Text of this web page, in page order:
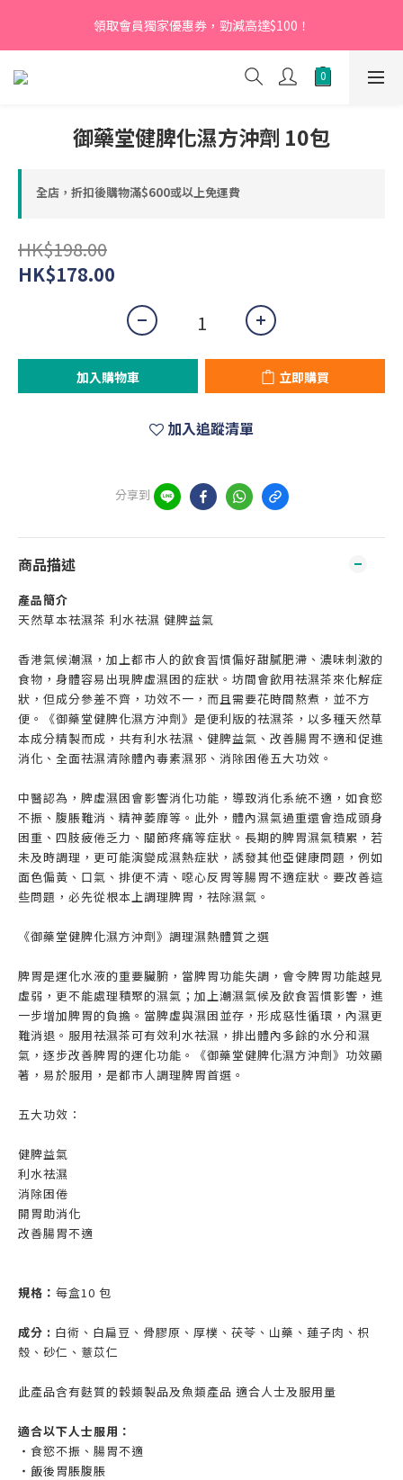
【新會員】即日起至2026月12月31日，首次下單輸入優惠碼
「NEW95」即可享95折
領取會員獨家優惠券，勁減高達$100！
【新會員】即日起至2026月12月31日，首次下單輸入優惠碼
「NEW95」即可享95折
御藥堂健脾化濕方沖劑 10包
全店，折扣後購物滿$600或以上免運費
HK$198.00
HK$178.00
加入購物車 立即購買
加入追蹤清單
分享到
商品描述
產品簡介
天然草本祛濕茶 利水祛濕 健脾益氣
香港氣候潮濕，加上都市人的飲食習慣偏好甜膩肥滯、濃味刺激的
食物，身體容易出現脾虛濕困的症狀。坊間會飲用祛濕茶來化解症
狀，但成分參差不齊，功效不一，而且需要花時間熬煮，並不方
便。《御藥堂健脾化濕方沖劑》是便利版的祛濕茶，以多種天然草
本成分精製而成，共有利水祛濕、健脾益氣、改善腸胃不適和促進
消化、全面祛濕清除體內毒素濕邪、消除困倦五大功效。
中醫認為，脾虛濕困會影響消化功能，導致消化系統不適，如食慾
不振、腹脹難消、精神萎靡等。此外，體內濕氣過重還會造成頭身
困重、四肢疲倦乏力、關節疼痛等症狀。長期的脾胃濕氣積累，若
未及時調理，更可能演變成濕熱症狀，誘發其他亞健康問題，例如
面色偏黃、口氣、排便不清、噁心反胃等腸胃不適症狀。要改善這
些問題，必先從根本上調理脾胃，祛除濕氣。
《御藥堂健脾化濕方沖劑》調理濕熱體質之選
脾胃是運化水液的重要臟腑，當脾胃功能失調，會令脾胃功能越見
虛弱，更不能處理積聚的濕氣；加上潮濕氣候及飲食習慣影響，進
一步增加脾胃的負擔。當脾虛與濕困並存，形成惡性循環，內濕更
難消退。服用祛濕茶可有效利水祛濕，排出體內多餘的水分和濕
氣，逐步改善脾胃的運化功能。《御藥堂健脾化濕方沖劑》功效顯
著，易於服用，是都市人調理脾胃首選。
五大功效：
健脾益氣
利水祛濕
消除困倦
開胃助消化
改善腸胃不適
規格： 每盒10 包
成分 : 白術、白扁豆、骨膠原、厚樸、茯苓、山藥、蓮子肉、枳
殼、砂仁、薏苡仁
此產品含有麩質的穀類製品及魚類產品 適合人士及服用量
適合以下人士服用：
・食慾不振、腸胃不適
・飯後胃脹腹脹